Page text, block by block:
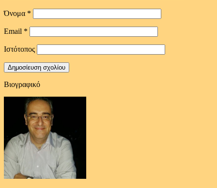
Όνομα *
Email *
Ιστότοπος
Βιογραφικό